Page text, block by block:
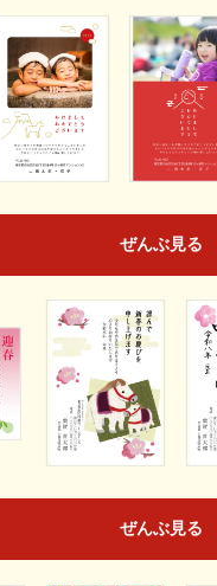
ぜんぶ見る
ぜんぶ見る